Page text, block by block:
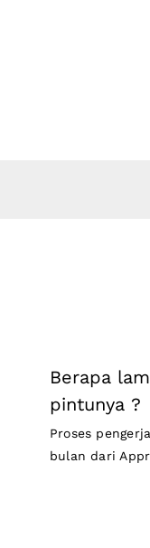
Berapa
pintunya ?
Proses
bulan dari